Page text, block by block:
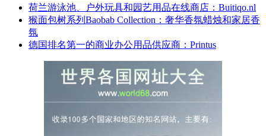
荷兰游泳池、户外玩具和园艺用品在线商店：Buitiqo.nl
猴面包树系列Baobab Collection：奢华香氛蜡烛和家居香
氛
德国排名第一的商业办公用品供应商：Printus